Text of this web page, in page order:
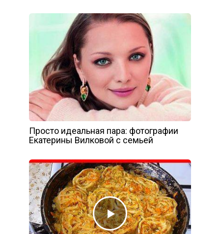
Просто идеальная пара: фотографии
Екатерины Вилковой с семьей